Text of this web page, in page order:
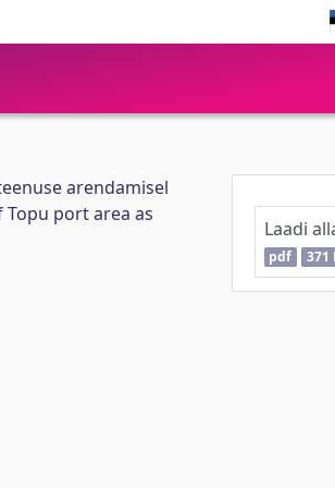
arendamisel
port area as
Laadi
pdf 371